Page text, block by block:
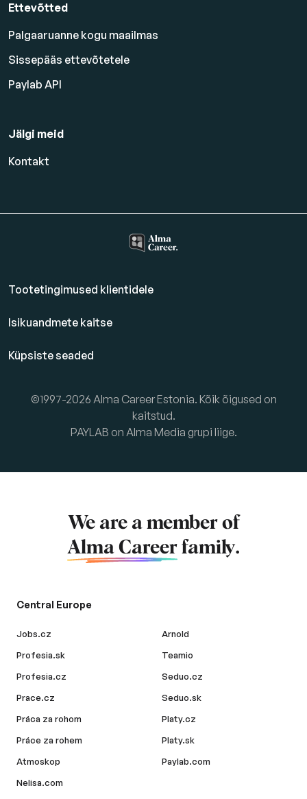
Ettevõtted
Palgaaruanne kogu maailmas
Sissepääs ettevõtetele
Paylab API
Jälgi meid
Kontakt
Tootetingimused klientidele
Isikuandmete kaitse
Küpsiste seaded
©1997-2026 Alma Career Estonia. Kõik õigused on
kaitstud.
PAYLAB on Alma Media grupi liige.
We are a member of
Alma Career family.
Central Europe
Jobs.cz
Profesia.sk
Profesia.cz
Prace.cz
Práca za rohom
Práce za rohem
Atmoskop
Nelisa.com
Arnold
Teamio
Seduo.cz
Seduo.sk
Platy.cz
Platy.sk
Paylab.com